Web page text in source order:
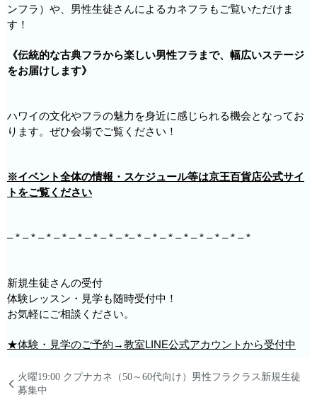
ンフラ）や、男性生徒さんによるカネフラもご覧いただけま
す！
《伝統的な古典フラから楽しい男性フラまで、幅広いステージ
をお届けします》
ハワイの文化やフラの魅力を身近に感じられる機会となってお
ります。ぜひ会場でご覧ください！
※イベント全体の情報・スケジュール等は京王百貨店公式サイ
トをご覧ください
– * – * – * – * – * – * – * – *– * – * – * – * – * – * – * – *
新規生徒さんの受付
体験レッスン・見学も随時受付中！
お気軽にご相談ください。
★体験・見学のご予約→教室LINE公式アカウントから受付中
火曜19:00 クプナカネ（50～60代向け）男性フラクラス新規生徒
募集中